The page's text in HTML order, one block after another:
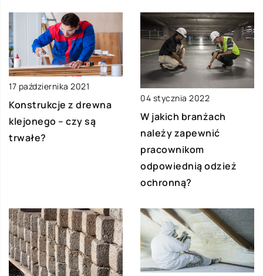
17 października 2021
Konstrukcje z drewna
klejonego – czy są
trwałe?
04 stycznia 2022
W jakich branżach
należy zapewnić
pracownikom
odpowiednią odzież
ochronną?